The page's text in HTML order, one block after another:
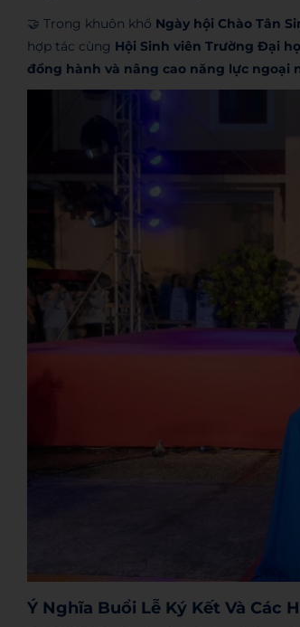
🤝 Trong khuôn khổ Ngày hội Chào Tân
hợp tác cùng Hội Sinh viên Trường Đại
đồng hành và nâng cao năng lực ngoại
Ý Nghĩa Buổi Lễ Ký Kết Và Các